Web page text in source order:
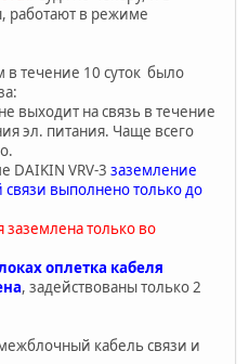
работают в режиме
течение 10 суток было
выходит на связь в течение
эл. питания. Чаще всего
DAIKIN VRV-3 заземление
выполнено только до
заземлена только во
оплетка кабеля
, задействованы только 2
кабель связи и